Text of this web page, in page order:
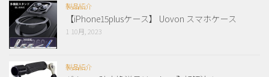
製品紹介
【iPhone15plusケース】 Uovon スマホケース
1 10月, 2023
製品紹介